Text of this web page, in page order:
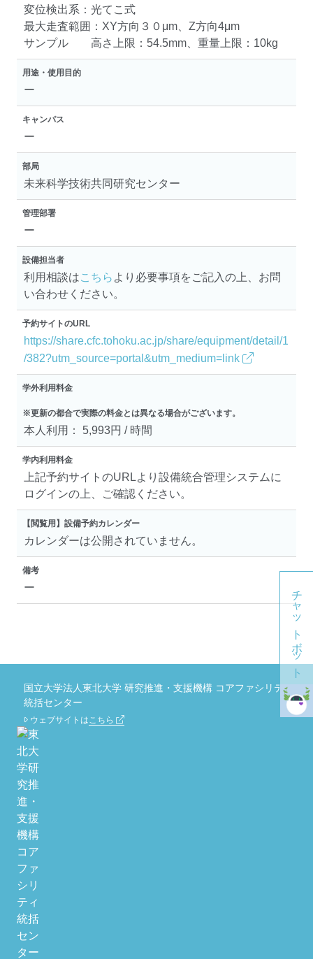
変位検出系：光てこ式
最大走査範囲：XY方向３０μm、Z方向4μm
サンプル 高さ上限：54.5mm、重量上限：10kg
用途・使用目的
ー
キャンパス
ー
部局
未来科学技術共同研究センター
管理部署
ー
設備担当者
利用相談はこちら より必要事項をご記入の上、お問
い合わせください。
予約サイトのURL
https://share.cfc.tohoku.ac.jp/share/equipment/detail/1
/382?utm_source=portal&utm_medium=link
学外利用料金
※更新の都合で実際の料金とは異なる場合がございます。
本人利用： 5,993円 / 時間
学内利用料金
上記予約サイトのURLより設備統合管理システムに
ログインの上、ご確認ください。
【閲覧用】設備予約カレンダー
カレンダーは公開されていません。
備考
ー チャットボット
国立大学法人東北大学 研究推進・支援機構 コアファシリティ
統括センター
ウェブサイトはこちら